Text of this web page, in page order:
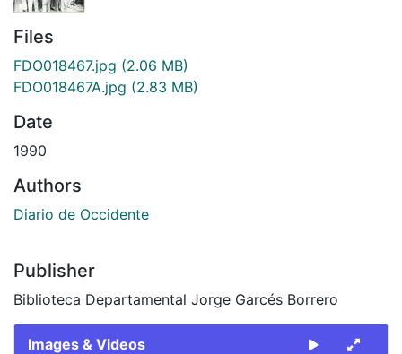
Files
FDO018467.jpg (2.06 MB)
FDO018467A.jpg (2.83 MB)
Date
1990
Authors
Diario de Occidente
Publisher
Biblioteca Departamental Jorge Garcés Borrero
Images & Videos